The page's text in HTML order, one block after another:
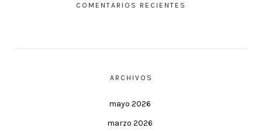
COMENTARIOS RECIENTES
ARCHIVOS
mayo 2026
marzo 2026